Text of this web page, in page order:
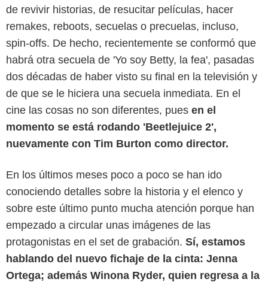
de revivir historias, de resucitar películas, hacer
remakes, reboots, secuelas o precuelas, incluso,
spin-offs. De hecho, recientemente se conformó que
habrá otra secuela de 'Yo soy Betty, la fea', pasadas
dos décadas de haber visto su final en la televisión y
de que se le hiciera una secuela inmediata. En el
cine las cosas no son diferentes, pues en el
momento se está rodando 'Beetlejuice 2',
nuevamente con Tim Burton como director.
En los últimos meses poco a poco se han ido
conociendo detalles sobre la historia y el elenco y
sobre este último punto mucha atención porque han
empezado a circular unas imágenes de las
protagonistas en el set de grabación. Sí, estamos
hablando del nuevo fichaje de la cinta: Jenna
Ortega; además Winona Ryder, quien regresa a la
People